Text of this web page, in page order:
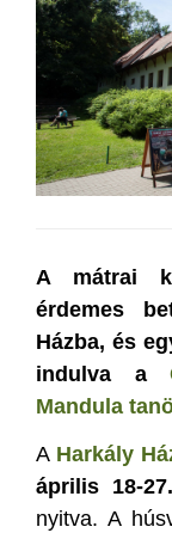
A mátrai
érdemes
Házba, és
indulva a
Mandula
A Harkály
április 18-
nyitva. A